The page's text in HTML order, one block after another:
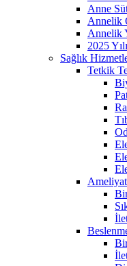
Anne
Annelik
Annelik
2025
Sağlık
Tetkik